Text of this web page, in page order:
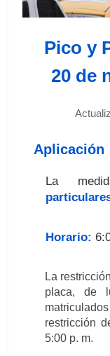
Pico y
20 de
Aplicación
La
Horario:
La
placa, de
restricción
5:00 p. m.